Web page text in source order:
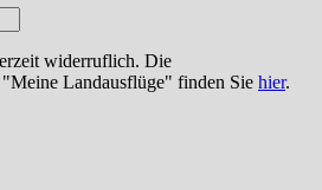
widerruflich. Die
Landausflüge" finden Sie hier.